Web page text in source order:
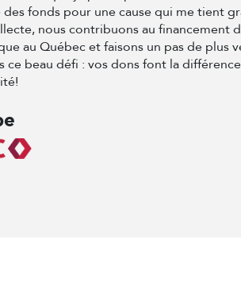
des fonds pour une cause qui me tient
nous contribuons au financement
au Québec et faisons un pas de plus
ce beau défi : vos dons font la